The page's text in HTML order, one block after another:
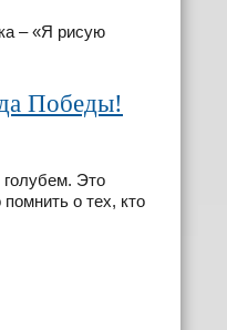
– «Я рисую
Победы!
Это
о тех, кто